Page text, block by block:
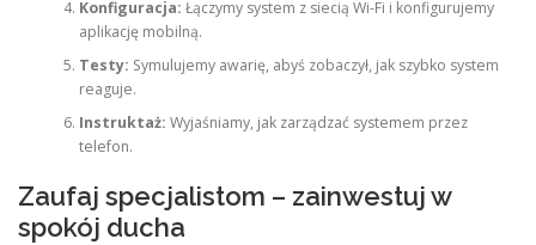
Konfiguracja: Łączymy system z siecią Wi-Fi i konfigurujemy
aplikację mobilną.
Testy: Symulujemy awarię, abyś zobaczył, jak szybko system
reaguje.
Instruktaż: Wyjaśniamy, jak zarządzać systemem przez
telefon.
Zaufaj specjalistom – zainwestuj w
spokój ducha